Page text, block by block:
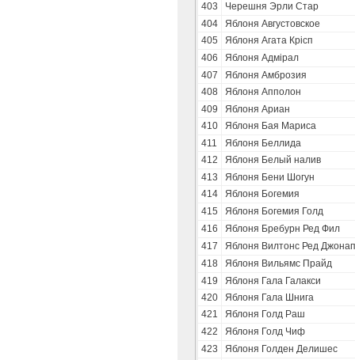
403
Черешня Эрли Стар
404
Яблоня Августовское
405
Яблоня Агата Крісп
406
Яблоня Адмірал
407
Яблоня Амброзия
408
Яблоня Апполон
409
Яблоня Ариан
410
Яблоня Бая Мариса
411
Яблоня Беллида
412
Яблоня Белый налив
413
Яблоня Бени Шогун
414
Яблоня Богемия
415
Яблоня Богемия Голд
416
Яблоня Бребурн Ред Фил
417
Яблоня Вилтонс Ред
418
Яблоня Вильямс Прайд
419
Яблоня Гала Галакси
420
Яблоня Гала Шнига
421
Яблоня Голд Раш
422
Яблоня Голд Чиф
423
Яблоня Голден Делишес